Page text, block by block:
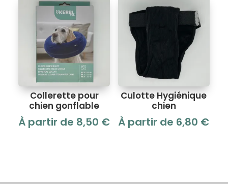
était :
11,80 €.
9,44 €.
Collerette pour
chien gonflable
À partir de 8,50 €
Culotte Hygiénique
chien
À partir de 6,80 €